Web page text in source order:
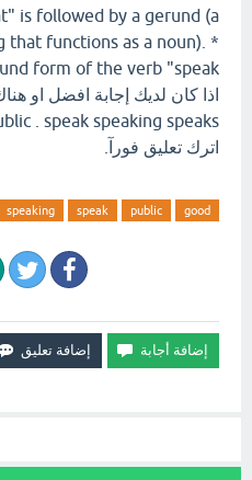
is followed by a gerund (a
that functions as a noun). *
form of the verb "speak."
اذا كان لديك إجابة افضل او
. speak speaking speaks
اترك تعليق فورآ.
good
public
speak
speaking